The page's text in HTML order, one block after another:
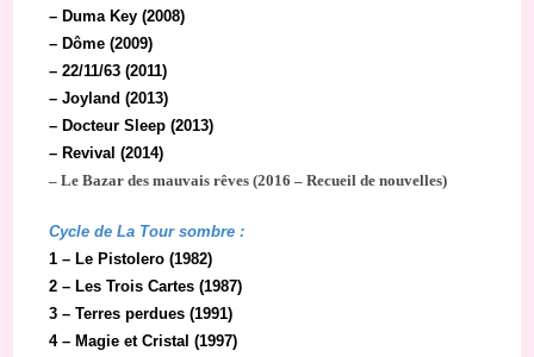
– Duma Key (2008)
– Dôme (2009)
– 22/11/63 (2011)
– Joyland (2013)
– Docteur Sleep (2013)
– Revival (2014)
– Le Bazar des mauvais rêves (2016 – Recueil de nouvelles)
Cycle de La Tour sombre :
1 – Le Pistolero (1982)
2 – Les Trois Cartes (1987)
3 – Terres perdues (1991)
4 – Magie et Cristal (1997)